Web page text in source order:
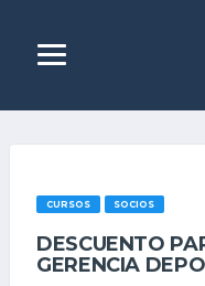
CURSOS SOCIOS
DESCUENTO
GERENCIA